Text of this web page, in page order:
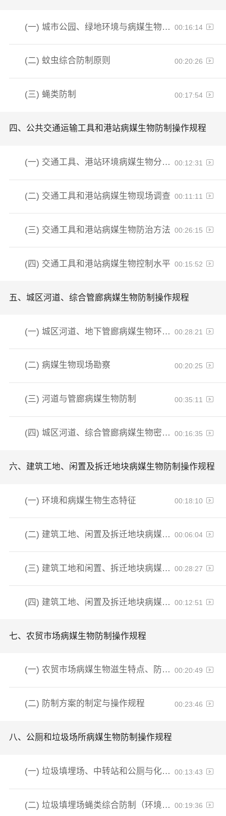
(一) 城市公园、绿地环境与病媒生物种群特征之鼠类 00:16:14
(二)蚊虫综合防制原则 00:20:26
(三)蝇类防制 00:17:54
四、 公共交通运输工具和港站病媒生物防制操作规程
(一) 交通工具、港站环境病媒生物分布特征 00:12:31
(二) 交通工具和港站病媒生物现场调查 00:11:11
(三) 交通工具和港站病媒生物防治方法 00:26:15
(四) 交通工具和港站病媒生物控制水平 00:15:52
五、 城区河道、综合管廊病媒生物防制操作规程
(一) 城区河道、地下管廊病媒生物环境特征 00:28:21
(二)病媒生物现场勘察 00:20:25
(三) 河道与管廊病媒生物防制 00:35:11
(四) 城区河道、综合管廊病媒生物密度控制水平与质量控制 00:16:35
六、 建筑工地、闲置及拆迁地块病媒生物防制操作规程
(一)环境和病媒生物生态特征 00:18:10
(二) 建筑工地、闲置及拆迁地块病媒生物现场调查规程-新 00:06:04
(三) 建筑工地和闲置、拆迁地块病媒生物防治技术规程 00:28:27
(四) 建筑工地、闲置及拆迁地块病媒生物密度控制水平与质量管理 00:12:51
七、 农贸市场病媒生物防制操作规程
(一) 农贸市场病媒生物滋生特点、防制原则及危害调查与评估 00:20:49
(二) 防制方案的制定与操作规程 00:23:46
八、 公厕和垃圾场所病媒生物防制操作规程
(一) 垃圾填埋场、中转站和公厕与化粪池 00:13:43
(二) 垃圾填埋场蝇类综合防制（环境、物理防制） 00:19:36